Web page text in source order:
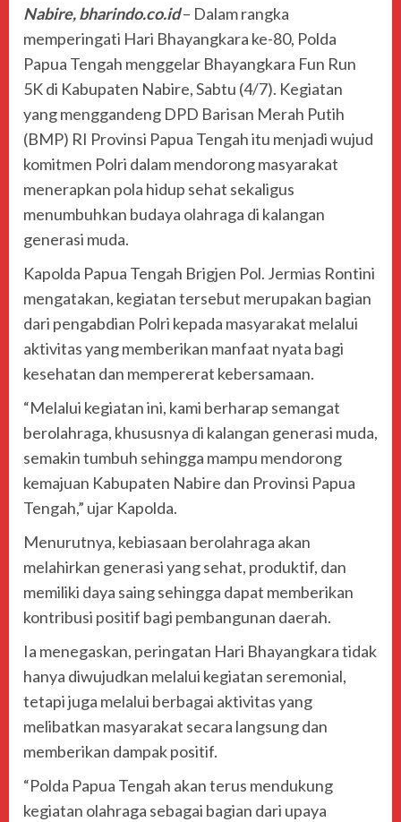
Nabire, bharindo.co.id– Dalam rangka
memperingati Hari Bhayangkara ke-80, Polda
Papua Tengah menggelar Bhayangkara Fun Run
5K di Kabupaten Nabire, Sabtu (4/7). Kegiatan
yang menggandeng DPD Barisan Merah Putih
(BMP) RI Provinsi Papua Tengah itu menjadi wujud
komitmen Polri dalam mendorong masyarakat
menerapkan pola hidup sehat sekaligus
menumbuhkan budaya olahraga di kalangan
generasi muda.
Kapolda Papua Tengah Brigjen Pol. Jermias Rontini
mengatakan, kegiatan tersebut merupakan bagian
dari pengabdian Polri kepada masyarakat melalui
aktivitas yang memberikan manfaat nyata bagi
kesehatan dan mempererat kebersamaan.
“Melalui kegiatan ini, kami berharap semangat
berolahraga, khususnya di kalangan generasi muda,
semakin tumbuh sehingga mampu mendorong
kemajuan Kabupaten Nabire dan Provinsi Papua
Tengah,” ujar Kapolda.
Menurutnya, kebiasaan berolahraga akan
melahirkan generasi yang sehat, produktif, dan
memiliki daya saing sehingga dapat memberikan
kontribusi positif bagi pembangunan daerah.
Ia menegaskan, peringatan Hari Bhayangkara tidak
hanya diwujudkan melalui kegiatan seremonial,
tetapi juga melalui berbagai aktivitas yang
melibatkan masyarakat secara langsung dan
memberikan dampak positif.
“Polda Papua Tengah akan terus mendukung
kegiatan olahraga sebagai bagian dari upaya